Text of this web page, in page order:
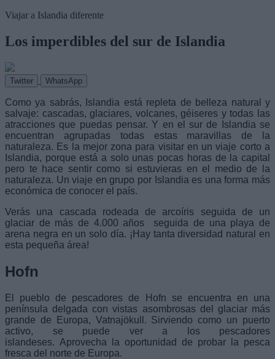
Viajar a Islandia diferente
Los imperdibles del sur de Islandia
Twitter WhatsApp
Como ya sabrás, Islandia está repleta de belleza natural y
salvaje: cascadas, glaciares, volcanes, géiseres y todas las
atracciones que puedas pensar. Y en el sur de Islandia se
encuentran agrupadas todas estas maravillas de la
naturaleza. Es la mejor zona para visitar en un viaje corto a
Islandia, porque está a solo unas pocas horas de la capital
pero te hace sentir como si estuvieras en el medio de la
naturaleza. Un viaje en grupo por Islandia es una forma más
económica de conocer el país.
Verás una cascada rodeada de arcoíris seguida de un
glaciar de más de 4.000 años seguida de una playa de
arena negra en un solo día. ¡Hay tanta diversidad natural en
esta pequeña área!
Hofn
El pueblo de pescadores de Hofn se encuentra en una
península delgada con vistas asombrosas del glaciar más
grande de Europa, Vatnajökull. Sirviendo como un puerto
activo, se puede ver a los pescadores
islandeses. Aprovecha la oportunidad de probar la pesca
fresca del norte de Europa.